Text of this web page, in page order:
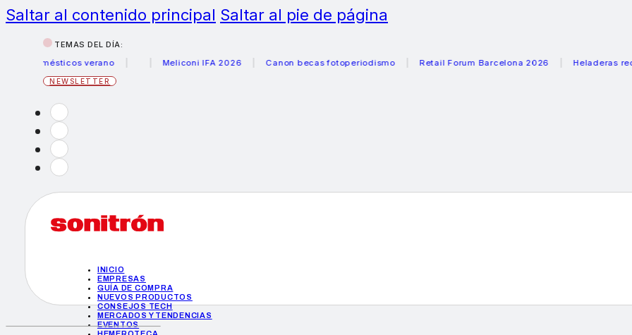
Saltar al contenido principal Saltar al pie de página
TEMAS DEL DÍA:
verano
Meliconi IFA 2026 Canon becas fotoperiodismo Retail Forum Barcelona 2026 Heladeras
NEWSLETTER
INICIO
EMPRESAS
GUÍA DE COMPRA
NUEVOS PRODUCTOS
CONSEJOS TECH
MERCADOS Y TENDENCIAS
EVENTOS